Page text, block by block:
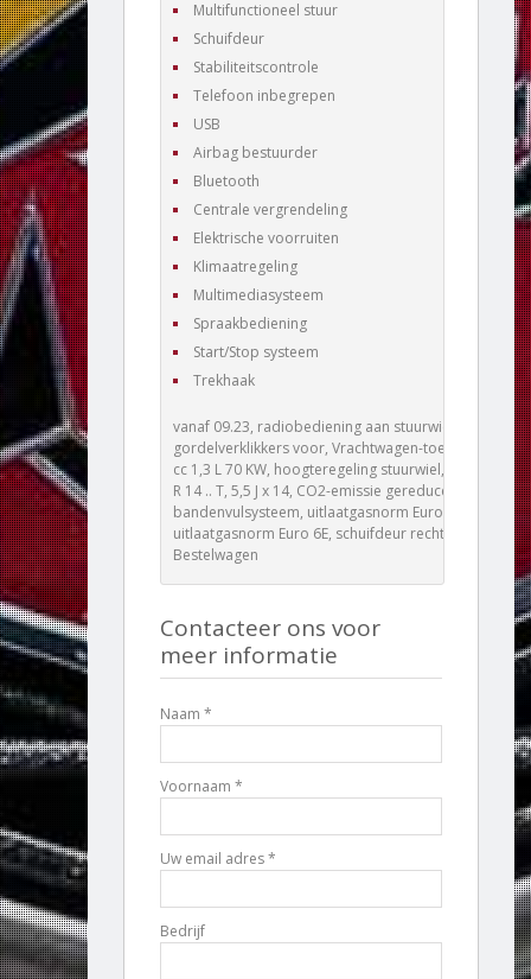
Multifunctioneel stuur
Schuifdeur
Stabiliteitscontrole
Telefoon inbegrepen
USB
Airbag bestuurder
Bluetooth
Centrale vergrendeling
Elektrische voorruiten
Klimaatregeling
Multimediasysteem
Spraakbediening
Start/Stop systeem
Trekhaak
vanaf 09.23, radiobediening aan stuurwiel,
gordelverklikkers voor, Vrachtwagen-toelating, 1248
cc 1,3 L 70 KW, hoogteregeling stuurwiel, ABS, 175/70
R 14 .. T, 5,5 J x 14, CO2-emissie gereduceerd,
bandenvulsysteem, uitlaatgasnorm Euro 6 cpl,
uitlaatgasnorm Euro 6E, schuifdeur rechts,
Bestelwagen
Contacteer ons voor
meer informatie
Naam *
Voornaam *
Uw email adres *
Bedrijf